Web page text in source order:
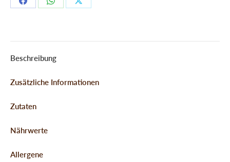
Teilen Teilen Teilen
Beschreibung
Zusätzliche Informationen
Zutaten
Nährwerte
Allergene